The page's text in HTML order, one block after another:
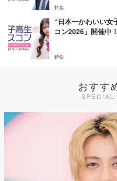
特集
“日本一かわいい女
コン2026」開催中！
特集
おすす
SPECIAL